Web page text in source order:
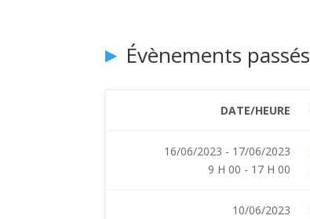
Évènements passés
DATE/HEURE
16/06/2023 - 17/06/2023
9 H 00 - 17 H 00
10/06/2023